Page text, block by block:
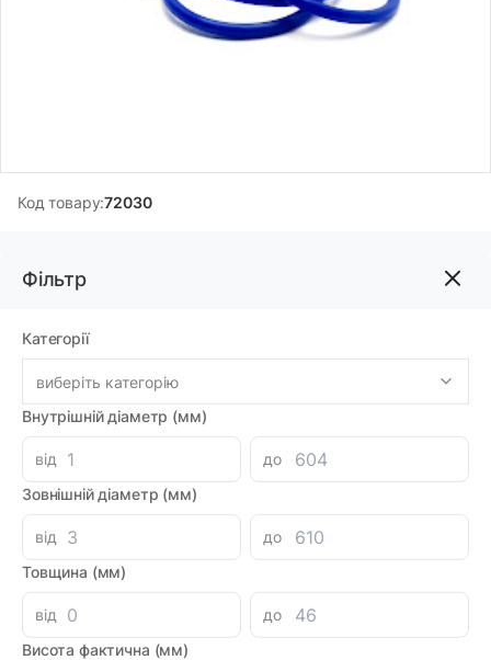
Фільтр
Категорії
виберіть категорію
Внутрішній діаметр (мм)
від
до
Зовнішній діаметр (мм)
від
до
Товщина (мм)
від
до
Висота фактична (мм)
Код товару:72030
603.16грн
-
Знайшли дешевше?
527.77 при замовленні на загальну сумму 1000 грн.
Параметри
Виробник
Країна-виробник
Інформація